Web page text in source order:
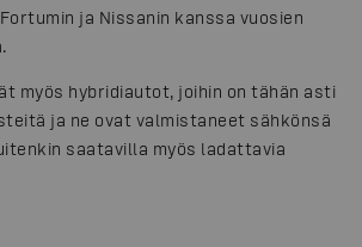
ja Nissanin kanssa vuosien
myös hybridiautot, joihin on tähän asti
ja ne ovat valmistaneet sähkönsä
saatavilla myös ladattavia